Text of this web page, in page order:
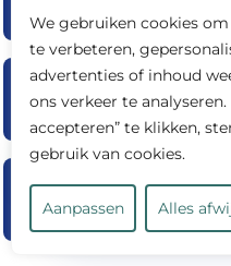
We gebruiken cookies
te verbeteren,
advertenties of inhoud
ons verkeer te
accepteren” te klikken,
gebruik van cookies.
Aanpassen Alles
Heeft een makkelijke
carrière?
Welke hbo
hoge
op jouw eerste
Bereken mijn